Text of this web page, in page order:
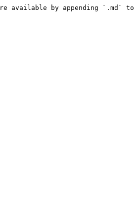
available by appending `.md` to